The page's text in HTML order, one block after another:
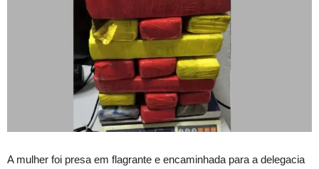
A mulher foi presa em flagrante e encaminhada para a delegacia